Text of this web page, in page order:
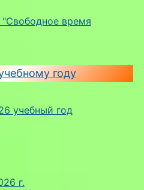
время
году
учебный год
г.